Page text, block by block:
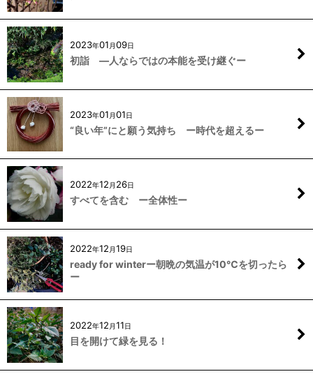
2023年01 月09日
初詣 —人ならではの本能を受け継ぐー
2023年01 月01日
“良い年”にと願う気持ち ー時代を超えるー
2022年12 月 26日
すべてを含む ー全体性ー
2022年12 月19日
ready for winterー朝晩の気温が10℃を切ったら
ー
2022年12 月11日
目を開けて緑を見る！